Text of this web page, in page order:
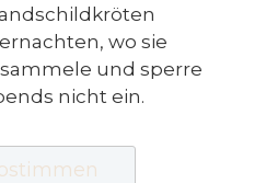
wo sie
und sperre
nicht ein.